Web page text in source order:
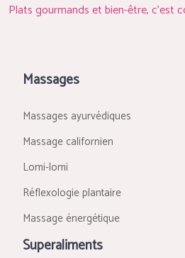
Plats gourmands et bien-être, c’est
Massages
Massages ayurvédiques
Massage californien
Lomi-lomi
Réflexologie plantaire
Massage énergétique
Superaliments